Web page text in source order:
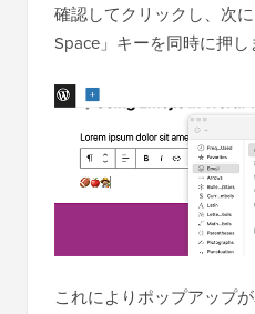
確認してクリックし、次
Space」キーを同時に押し
これによりポップアップ